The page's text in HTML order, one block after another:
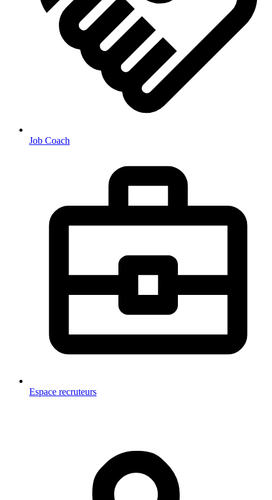
Job Coach
Espace recruteurs